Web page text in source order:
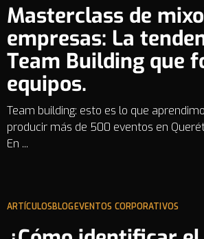
Masterclass de
empresas: La
Team Building que
equipos.
Team building: esto es lo que
producir más de 500 eventos en
En ...
ARTÍCULOSBLOGEVENTOS CORPORATIVOS